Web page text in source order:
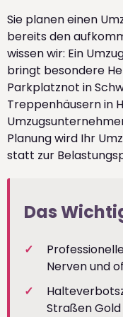
Sie planen einen
bereits den
wissen wir: Ein
bringt besondere
Parkplatznot in
Treppenhäusern in
Planung wird Ihr
statt zur
Das
Nerven und
Straßen